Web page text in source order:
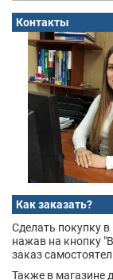
Контакты
Как заказать?
Сделать покупку
нажав на кнопку
заказ
Также в магазине